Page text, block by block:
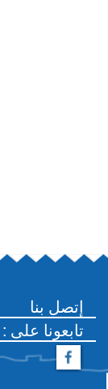
إتصل بنا
: تابعونا على